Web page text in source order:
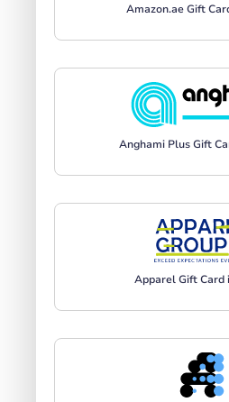
Amazon.ae Gift
Anghami Plus Gift
Apparel Gift Card